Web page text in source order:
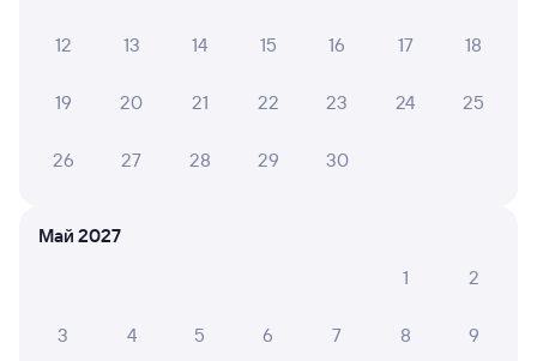
12 13 14 15 16 17 18
19 20 21 22 23 24 25
26 27 28 29 30
Май 2027
1
2
3 4 5 6 7 8 9